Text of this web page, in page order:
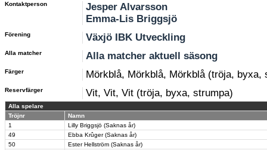
Kontaktperson
Jesper Alvarsson
Emma-Lis Briggsjö
Förening Växjö IBK Utveckling
Alla matcher Alla matcher aktuell säsong
Färger Mörkblå, Mörkblå, Mörkblå (tröja, byxa,
Reservfärger Vit, Vit, Vit (tröja, byxa, strumpa)
Alla spelare
Tröjnr
Namn
1
Lilly Briggsjö (Saknas år)
49
Ebba Krûger (Saknas år)
50
Ester Hellström (Saknas år)